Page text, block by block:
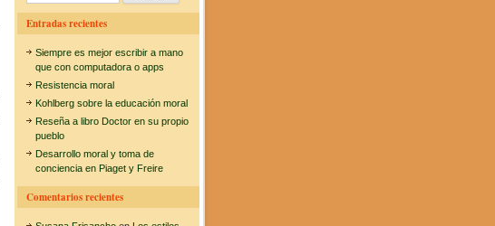
u
a
Entradas recientes
Siempre es mejor escribir a mano
que con computadora o apps
Resistencia moral
Kohlberg sobre la educación moral
Reseña a libro Doctor en su propio
pueblo
Desarrollo moral y toma de
conciencia en Piaget y Freire
Comentarios recientes